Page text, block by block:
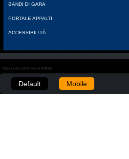
BANDI DI GARA
PORTALE APPALTI
ACCESSIBILITÀ
Realizzato con Plone & Python
Default Mobile